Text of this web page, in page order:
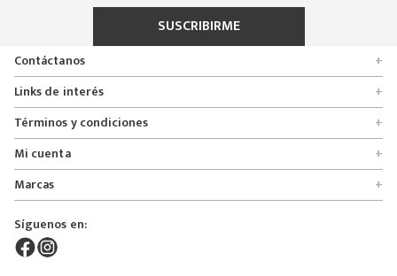
SUSCRIBIRME
Contáctanos
+
Encuentra tu tienda
Formulario de solicitudes
Servicio al cliente
Línea nacional 01 8000 112674
Bogotá 6767876
Calle 164# 21 - 53, Bogotá, Colombia
servicioalcliente@mybosi.com
NIT: 860.520.243-4
Links de interés +
Quienes somos
Políticas de entrega, cambio y devolución
Políticas de privacidad
Preguntas frecuentes
Glosario
Derecho de retracto
Superintendencia de instrudria y comercio
Términos y condiciones +
Promociones
Crédito Addi
Bono regalo
Mi cuenta +
Rastrear mi pedido
Lista de deseos
Pedidos
Marcas +
Bosi
Bambino
ADT Motowear
Síguenos en: